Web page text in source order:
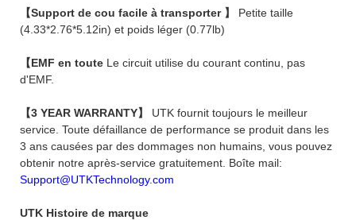
【Support de cou facile à transporter 】 Petite taille
(4.33*2.76*5.12in) et poids léger (0.77lb)
【EMF en toute Le circuit utilise du courant continu, pas
d'EMF.
【3 YEAR WARRANTY】 UTK fournit toujours le meilleur
service. Toute défaillance de performance se produit dans les
3 ans causées par des dommages non humains, vous pouvez
obtenir notre après-service gratuitement. Boîte mail:
Support@UTKTechnology.com
UTK Histoire de marque